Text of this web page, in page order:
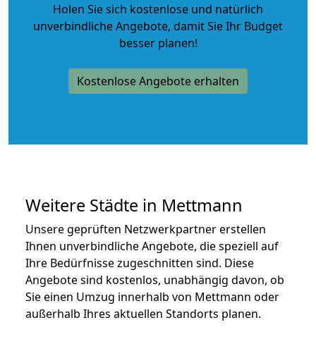
Holen Sie sich kostenlose und natürlich
unverbindliche Angebote, damit Sie Ihr Budget
besser planen!
Kostenlose Angebote erhalten
Weitere Städte in Mettmann
Unsere geprüften Netzwerkpartner erstellen
Ihnen unverbindliche Angebote, die speziell auf
Ihre Bedürfnisse zugeschnitten sind. Diese
Angebote sind kostenlos, unabhängig davon, ob
Sie einen Umzug innerhalb von Mettmann oder
außerhalb Ihres aktuellen Standorts planen.